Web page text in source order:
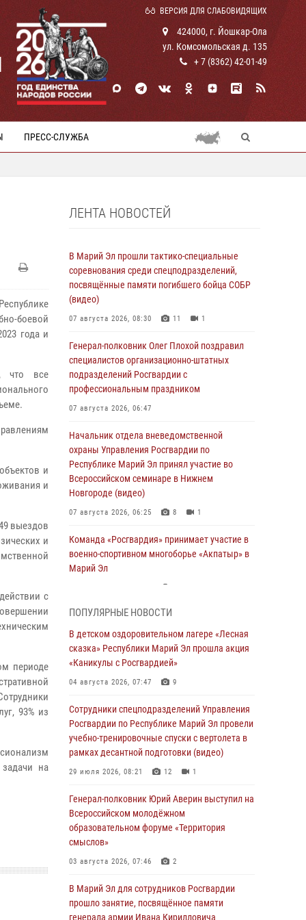
ВЕРСИЯ ДЛЯ СЛАБОВИДЯЩИХ
424000, г. Йошкар-Ола
ул. Комсомольская д. 135
+ 7 (8362) 42-01-49
ПРЕСС-СЛУЖБА
боевой
года и
что все
и
и
выездов
и
с
периоде
93% из
на
ЛЕНТА НОВОСТЕЙ
В Марий Эл прошли тактико-специальные
соревнования среди спецподразделений,
посвящённые памяти погибшего бойца СОБР
(видео)
07 августа 2026, 08:30 11 1
Генерал-полковник Олег Плохой поздравил
специалистов организационно-штатных
подразделений Росгвардии с
профессиональным праздником
07 августа 2026, 06:47
Начальник отдела вневедомственной
охраны Управления Росгвардии по
Республике Марий Эл принял участие во
Всероссийском семинаре в Нижнем
Новгороде (видео)
07 августа 2026, 06:25 8 1
Команда «Росгвардия» принимает участие в
военно-спортивном многоборье «Акпатыр» в
Марий Эл
Представитель вневедомственной охраны
Управления Росгвардии по Республике
Марий Эл принял участие в учебно-
методическом сборе Росгвардии в Ижевске
06 августа 2026, 09:37 10
В Марий Эл сотрудники ЛРР Росгвардии за
прошедший месяц провели более 90
проверок мест хранения гражданского
06 августа 2026, 08:00
В Марий Эл сотрудники вневедомственной
охраны Росгвардии за прошедший месяц
задержали 19 нарушителей
05 августа 2026, 09:44
прошло занятие, посвящённое памяти
генерала армии Ивана Кирилловича
ПОПУЛЯРНЫЕ НОВОСТИ
В детском оздоровительном лагере «Лесная
сказка» Республики Марий Эл прошла акция
«Каникулы с Росгвардией»
04 августа 2026, 07:47 9
Сотрудники спецподразделений Управления
Росгвардии по Республике Марий Эл провели
учебно-тренировочные спуски с вертолета в
рамках десантной подготовки (видео)
29 июля 2026, 08:21 12 1
Генерал-полковник Юрий Аверин выступил на
Всероссийском молодёжном
образовательном форуме «Территория
смыслов»
03 августа 2026, 07:46 2
В Марий Эл для сотрудников Росгвардии
прошло занятие, посвящённое памяти
генерала армии Ивана Кирилловича